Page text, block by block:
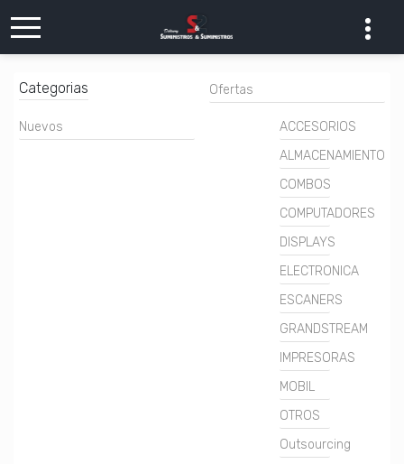
Categorias Ofertas
Nuevos
ACCESORIOS
ALMACENAMIENTO
COMBOS
COMPUTADORES
DISPLAYS
ELECTRONICA
ESCANERS
GRANDSTREAM
IMPRESORAS
MOBIL
OTROS
Outsourcing